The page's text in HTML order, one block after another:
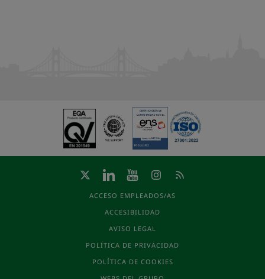
ACCESO EMPLEADOS/AS
ACCESIBILIDAD
AVISO LEGAL
POLÍTICA DE PRIVACIDAD
POLÍTICA DE COOKIES